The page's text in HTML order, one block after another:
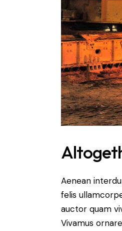
Aenean
felis
auctor quam
Vivamus